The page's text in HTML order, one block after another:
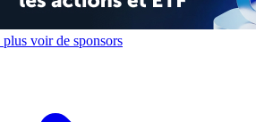
voir de sponsors